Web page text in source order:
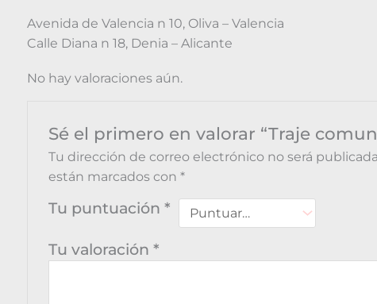
Avenida de Valencia n 10, Oliva – Valencia
Calle Diana n 18, Denia – Alicante
No hay valoraciones aún.
Sé el primero en valorar “Traje
Tu dirección de correo electrónico no será
están marcados con*
Tu puntuación*
Tu valoración*